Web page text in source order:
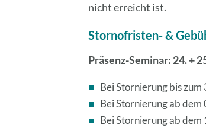
nicht erreicht ist.
Stornofristen- &
Präsenz-Seminar: 24. +
Bei Stornierung bis
Bei Stornierung ab
Bei Stornierung ab dem